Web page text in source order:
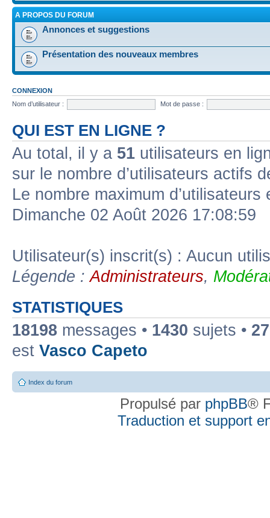
A PROPOS DU FORUM
Annonces et suggestions
Présentation des nouveaux membres
CONNEXION
Nom d’utilisateur :
Mot de passe :
QUI EST EN LIGNE ?
Au total, il y a 51 utilisateurs en
sur le nombre d’utilisateurs actifs
Le nombre maximum
Dimanche 02 Août 2026 17:08:59
Utilisateur(s) inscrit(s) : Aucun
Légende :Administrateurs,
STATISTIQUES
18198 messages • 1430 sujets •
est Vasco Capeto
Index du forum
Propulsé par phpBB®
Traduction et support